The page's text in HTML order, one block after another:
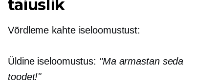
täiuslik
Võrdleme kahte iseloomustust:
Üldine iseloomustus: "Ma armastan seda
toodet!"